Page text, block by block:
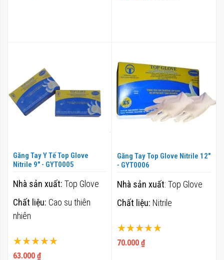
Găng Tay Y Tế Top Glove
Nitrile 9" - GYT0005
Xếp hạng:
100%
63.000 ₫
Nhà sản xuất: Top Glove
Chất liệu: Cao su thiên
nhiên
Găng Tay Top Glove Nitrile 12"
- GYT0006
Xếp hạng:
100%
70.000 ₫
Nhà sản xuất: Top Glove
Chất liệu: Nitrile